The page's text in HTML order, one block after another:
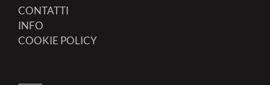
CONTATTI
INFO
COOKIE POLICY